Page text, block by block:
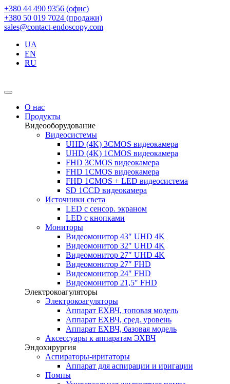
+380 44 490 9356 (офис)
+380 50 019 7024 (продажи)
sales@contact-endoscopy.com
UA
EN
RU
О нас
Продукты
Видеооборудование
Видеосистемы
UHD (4K) 3CMOS видеокамера
UHD (4K) 1CMOS видеокамера
FHD 3CMOS видеокамера
FHD 1CMOS видеокамера
FHD 1CMOS + LED видеосистема
SD 1CCD видеокамера
Источники света
LED с сенсор. экраном
LED с кнопками
Мониторы
Видеомонитор 43″ UHD 4K
Видеомонитор 32″ UHD 4K
Видеомонитор 27″ UHD 4K
Видеомонитор 27″ FHD
Видеомонитор 24″ FHD
Видеомонитор 21,5″ FHD
Электрокоагуляторы
Электрокоагуляторы
Аппарат ЕХВЧ, топовая модель
Аппарат ЕХВЧ, сред. уровень
Аппарат ЕХВЧ, базовая модель
Аксессуары к аппаратам ЭХВЧ
Эндохирургия
Аспираторы-иригаторы
Аппарат для аспирации и иригации
Помпы